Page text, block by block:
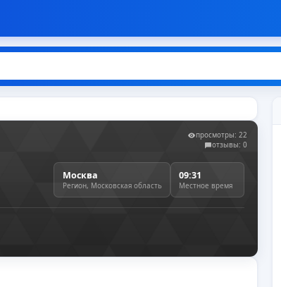
просмотры: 22
отзывы: 0
Москва
Регион, Московская область
09:31
Местное время